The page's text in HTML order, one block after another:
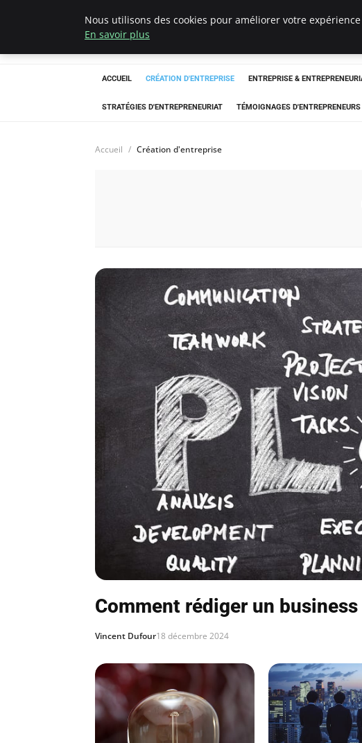
LECFCM
ACCUEIL CRÉATION D'ENTREPRISE ENTREPRISE &
STRATÉGIES D'ENTREPRENEURIAT TÉMOIGNAGES D'ENTREPRENEURS
Accueil Création d'entreprise
Comment rédiger un
Vincent Dufour18 décembre 2024
Nous utilisons des cookies pour améliorer votre
En savoir plus